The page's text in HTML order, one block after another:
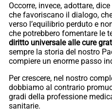
Occorre, invece, adottare,
che favoriscano il dialogo,
verso l’equilibrio perduto e
che potrebbero fomentare le
diritto universale alle cure
sempre la storia del nostro
compiere un enorme passo
Per crescere, nel nostro
dobbiamo al contrario
gradi della professione
sanitarie.